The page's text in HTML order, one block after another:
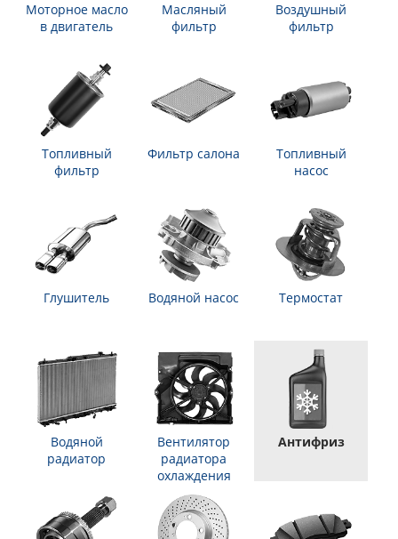
Моторное масло
в двигатель
Масляный
фильтр
Воздушный
фильтр
Топливный
фильтр
Фильтр салона
Топливный
насос
Глушитель Водяной насос Термостат
Водяной
радиатор
Вентилятор
радиатора
охлаждения
Антифриз